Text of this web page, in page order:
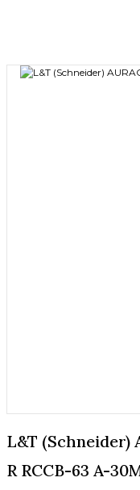
L&T (Schneider)
R RCCB-63 A-